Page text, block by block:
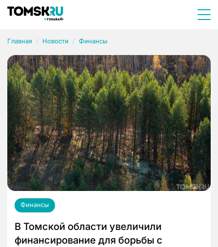
Главная Новости Финансы
Финансы
В Томской области увеличили
финансирование для борьбы с